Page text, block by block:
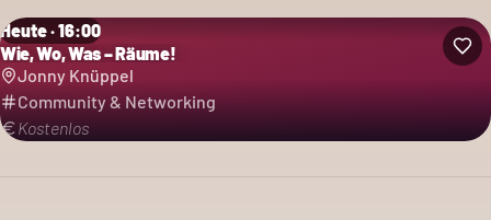
Heute · 16:00
Wie, Wo, Was – Räume!
Jonny Knüppel
Community & Networking
Kostenlos